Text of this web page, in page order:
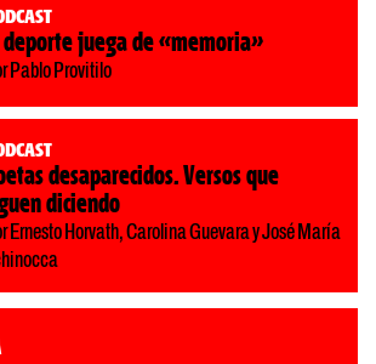
deporte juega de «memoria»
Pablo Provitilo
desaparecidos. Versos que
diciendo
Ernesto Horvath, Carolina Guevara y José María